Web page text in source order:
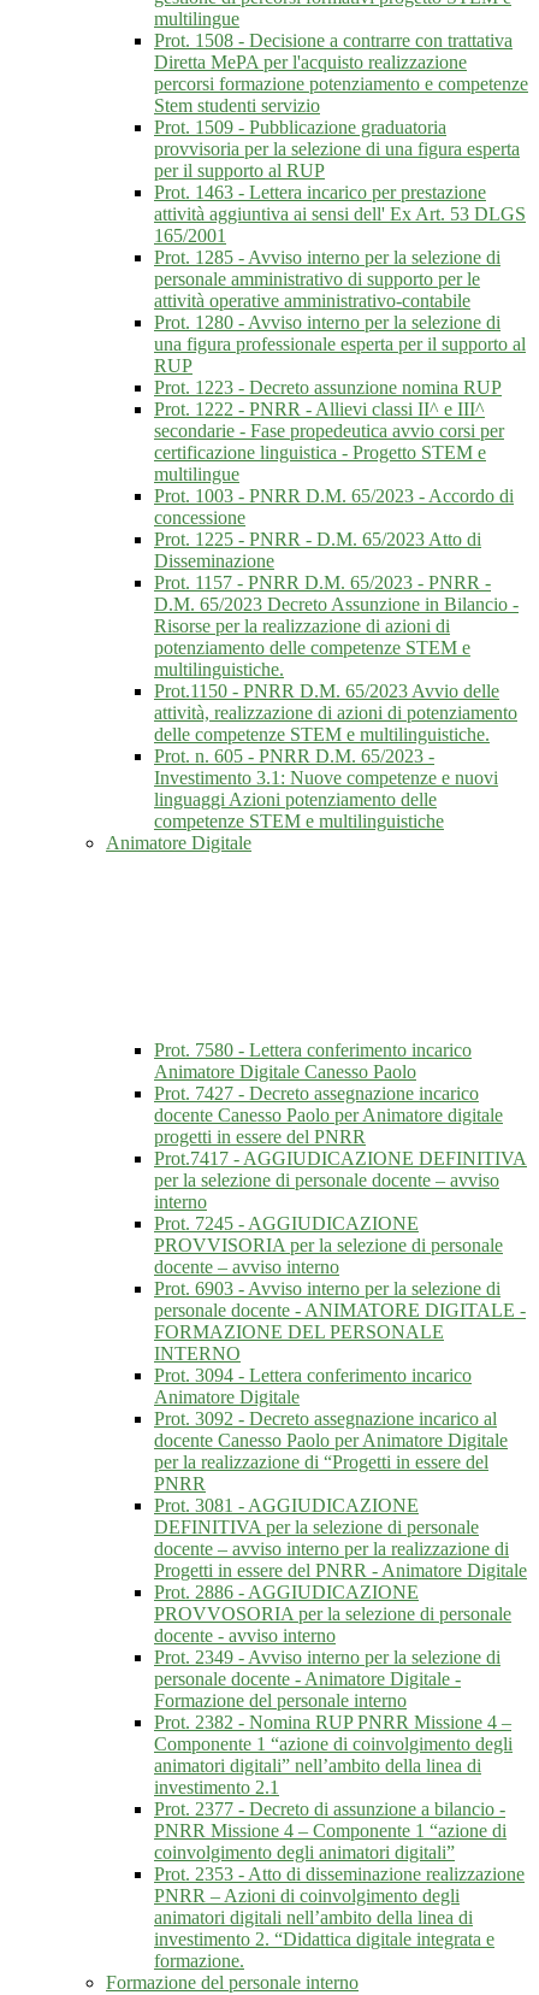
multilingue
Prot. 1508 - Decisione a contrarre con trattativa
Diretta MePA per l'acquisto realizzazione
percorsi formazione potenziamento e competenze
Stem studenti servizio
Prot. 1509 - Pubblicazione graduatoria
provvisoria per la selezione di una figura esperta
per il supporto al RUP
Prot. 1463 - Lettera incarico per prestazione
attività aggiuntiva ai sensi dell' Ex Art. 53 DLGS
165/2001
Prot. 1285 - Avviso interno per la selezione di
personale amministrativo di supporto per le
attività operative amministrativo-contabile
Prot. 1280 - Avviso interno per la selezione di
una figura professionale esperta per il supporto al
RUP
Prot. 1223 - Decreto assunzione nomina RUP
Prot. 1222 - PNRR - Allievi classi II^ e III^
secondarie - Fase propedeutica avvio corsi per
certificazione linguistica - Progetto STEM e
multilingue
Prot. 1003 - PNRR D.M. 65/2023 - Accordo di
concessione
Prot. 1225 - PNRR - D.M. 65/2023 Atto di
Disseminazione
Prot. 1157 - PNRR D.M. 65/2023 - PNRR -
D.M. 65/2023 Decreto Assunzione in Bilancio -
Risorse per la realizzazione di azioni di
potenziamento delle competenze STEM e
multilinguistiche.
Prot.1150 - PNRR D.M. 65/2023 Avvio delle
attività, realizzazione di azioni di potenziamento
delle competenze STEM e multilinguistiche.
Prot. n. 605 - PNRR D.M. 65/2023 -
Investimento 3.1: Nuove competenze e nuovi
linguaggi Azioni potenziamento delle
competenze STEM e multilinguistiche
Animatore Digitale
Prot. 7580 - Lettera conferimento incarico
Animatore Digitale Canesso Paolo
Prot. 7427 - Decreto assegnazione incarico
docente Canesso Paolo per Animatore digitale
progetti in essere del PNRR
Prot.7417 - AGGIUDICAZIONE DEFINITIVA
per la selezione di personale docente – avviso
interno
Prot. 7245 - AGGIUDICAZIONE
PROVVISORIA per la selezione di personale
docente – avviso interno
Prot. 6903 - Avviso interno per la selezione di
personale docente - ANIMATORE DIGITALE -
FORMAZIONE DEL PERSONALE
INTERNO
Prot. 3094 - Lettera conferimento incarico
Animatore Digitale
Prot. 3092 - Decreto assegnazione incarico al
docente Canesso Paolo per Animatore Digitale
per la realizzazione di “Progetti in essere del
PNRR
Prot. 3081 - AGGIUDICAZIONE
DEFINITIVA per la selezione di personale
docente – avviso interno per la realizzazione di
Progetti in essere del PNRR - Animatore Digitale
Prot. 2886 - AGGIUDICAZIONE
PROVVOSORIA per la selezione di personale
docente - avviso interno
Prot. 2349 - Avviso interno per la selezione di
personale docente - Animatore Digitale -
Formazione del personale interno
Prot. 2382 - Nomina RUP PNRR Missione 4 –
Componente 1 “azione di coinvolgimento degli
animatori digitali” nell’ambito della linea di
investimento 2.1
Prot. 2377 - Decreto di assunzione a bilancio -
PNRR Missione 4 – Componente 1 “azione di
coinvolgimento degli animatori digitali”
Prot. 2353 - Atto di disseminazione realizzazione
PNRR – Azioni di coinvolgimento degli
animatori digitali nell’ambito della linea di
investimento 2. “Didattica digitale integrata e
formazione.
Formazione del personale interno